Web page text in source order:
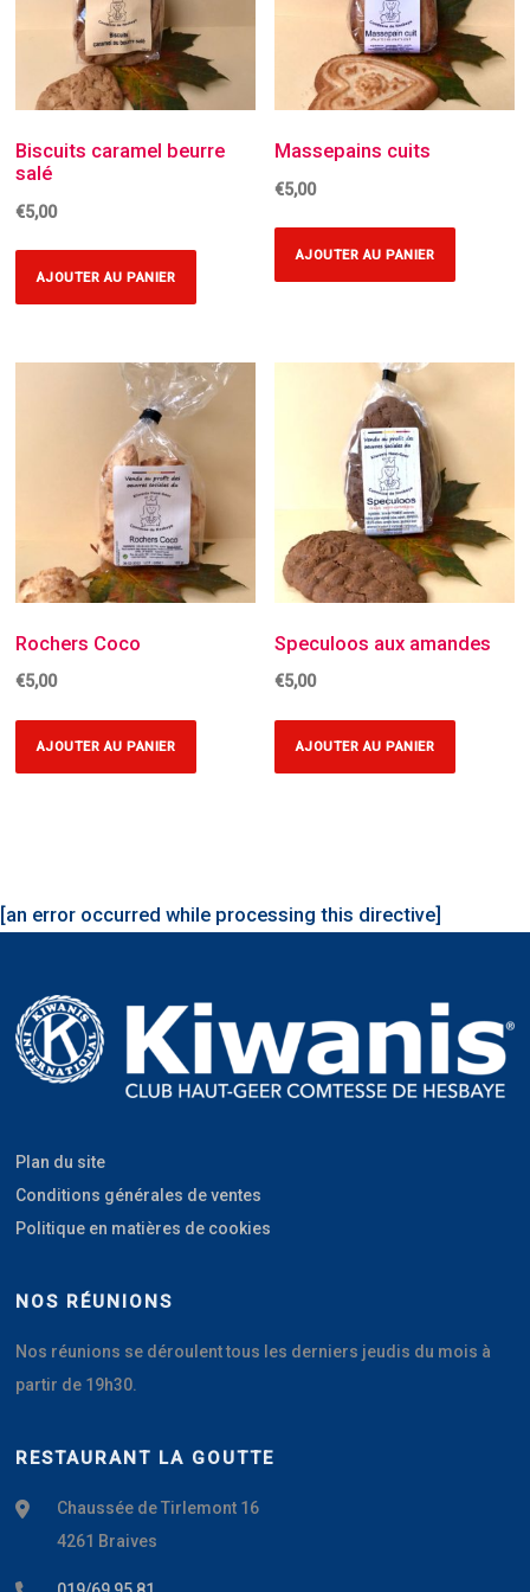
Biscuits caramel beurre
salé
€5,00
AJOUTER AU PANIER
Massepains cuits
€5,00
AJOUTER AU PANIER
Rochers Coco
€5,00
AJOUTER AU PANIER
Speculoos aux amandes
€5,00
AJOUTER AU PANIER
[an error occurred while processing this directive]
Plan du site
Conditions générales de ventes
Politique en matières de cookies
NOS RÉUNIONS
Nos réunions se déroulent tous les derniers jeudis du mois à
partir de 19h30.
RESTAURANT LA GOUTTE
Chaussée de Tirlemont 16
4261 Braives